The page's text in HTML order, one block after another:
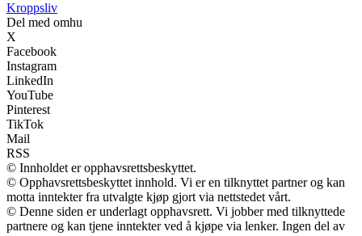
Kroppsliv
Del med omhu
X
Facebook
Instagram
LinkedIn
YouTube
Pinterest
TikTok
Mail
RSS
© Innholdet er opphavsrettsbeskyttet.
© Opphavsrettsbeskyttet innhold. Vi er en tilknyttet partner og kan
motta inntekter fra utvalgte kjøp gjort via nettstedet vårt.
© Denne siden er underlagt opphavsrett. Vi jobber med tilknyttede
partnere og kan tjene inntekter ved å kjøpe via lenker. Ingen del av